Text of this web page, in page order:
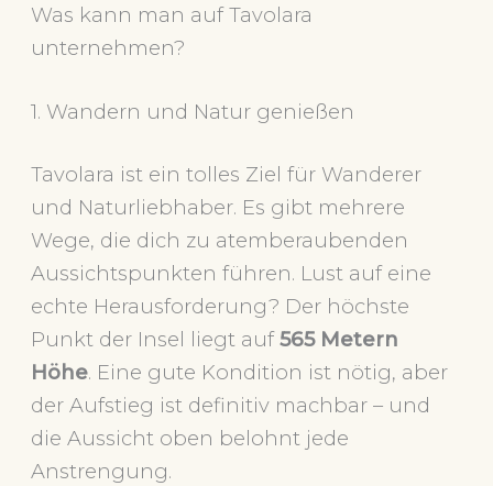
Was kann man auf Tavolara
unternehmen?
1. Wandern und Natur genießen
Tavolara ist ein tolles Ziel für Wanderer
und Naturliebhaber. Es gibt mehrere
Wege, die dich zu atemberaubenden
Aussichtspunkten führen. Lust auf eine
echte Herausforderung? Der höchste
Punkt der Insel liegt auf565 Metern
Höhe. Eine gute Kondition ist nötig, aber
der Aufstieg ist definitiv machbar – und
die Aussicht oben belohnt jede
Anstrengung.